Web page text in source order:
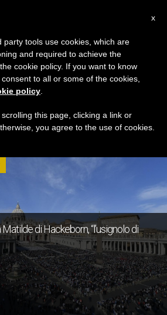
Tagged
XVI’
di Hackeborn, “l’usignolo di
x
party tools use cookies, which are
and required to achieve the
cookie policy. If you want to know
to all or some of the cookies,
policy
this page, clicking a link or
you agree to the use of cookies.